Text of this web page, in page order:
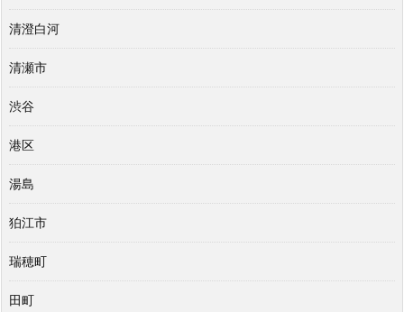
清澄白河
清瀬市
渋谷
港区
湯島
狛江市
瑞穂町
田町